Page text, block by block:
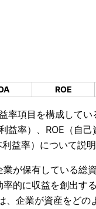
ROE
率項目を構成してい
益率）、ROE（自己
益率）について説明
業が保有している総
率的に収益を創出す
、企業が資産をどの